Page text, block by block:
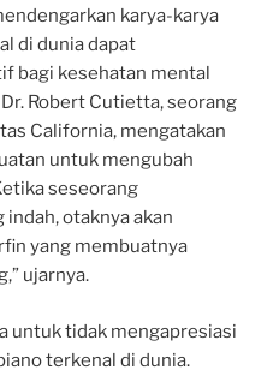
karya-karya
di dunia dapat
bagi kesehatan mental
Robert Cutietta, seorang
California, mengatakan
untuk mengubah
seseorang
otaknya akan
yang membuatnya
ujarnya.
untuk tidak mengapresiasi
terkenal di dunia.